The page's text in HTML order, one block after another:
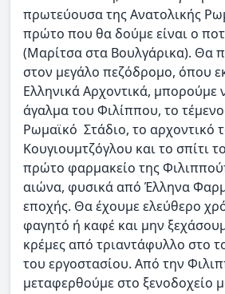
πρωτεύουσα της Ανατολικής
πρώτο που θα δούμε είναι ο
(Μαρίτσα στα Βουλγάρικα). Θα
στον μεγάλο πεζόδρομο, όπου
Ελληνικά Αρχοντικά, μπορούμε
άγαλμα του Φιλίππου, το
Ρωμαϊκό Στάδιο, το αρχοντικό
Κουγιουμτζόγλου και το σπίτι
πρώτο φαρμακείο της
αιώνα, φυσικά από Έλληνα
εποχής. Θα έχουμε ελεύθερο
φαγητό ή καφέ και μην
κρέμες από τριαντάφυλλο στο
του εργοστασίου. Από την
μεταφερθούμε στο ξενοδοχείο